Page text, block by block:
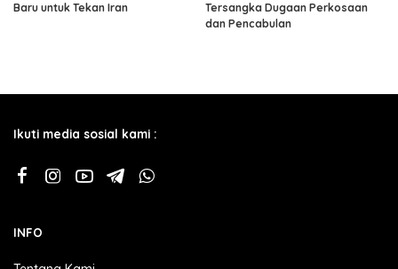
Baru untuk Tekan Iran
Tersangka Dugaan Perkosaan
dan Pencabulan
Ikuti media sosial kami :
INFO